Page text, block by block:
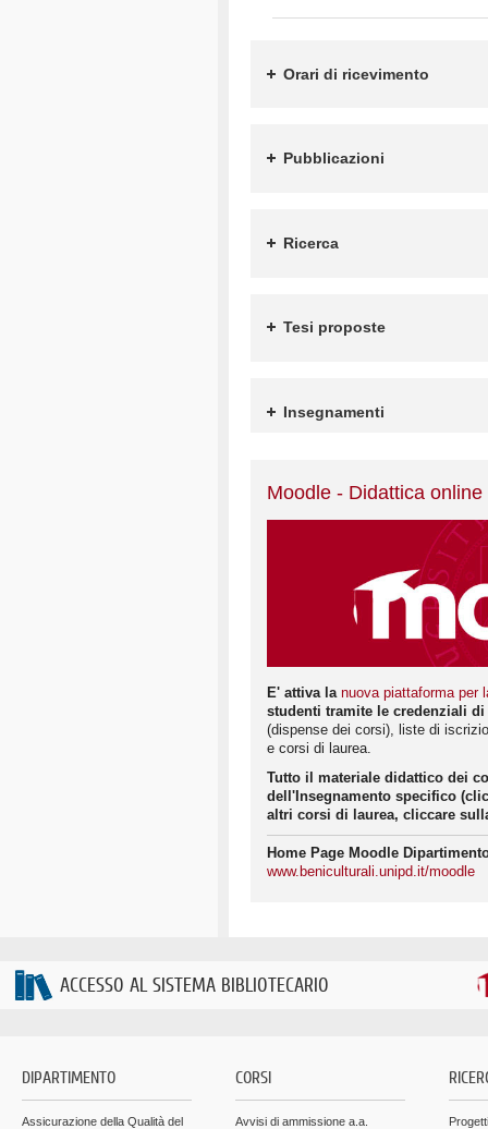
Orari di ricevimento
Pubblicazioni
Ricerca
Tesi proposte
Insegnamenti
Moodle - Didattica online
E' attiva la nuova piattaforma per
studenti tramite le credenziali
(dispense dei corsi), liste di
e corsi di laurea.
Tutto il materiale didattico dei
dell'Insegnamento specifico
altri corsi di laurea, cliccare
Home Page Moodle
www.beniculturali.unipd.it/moodle
ACCESSO AL SISTEMA BIBLIOTECARIO
DIPARTIMENTO
Assicurazione della Qualità del
CORSI
Avvisi di ammissione a.a.